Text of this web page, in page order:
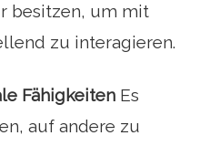
besitzen, um mit
zu interagieren.
Fähigkeiten Es
auf andere zu